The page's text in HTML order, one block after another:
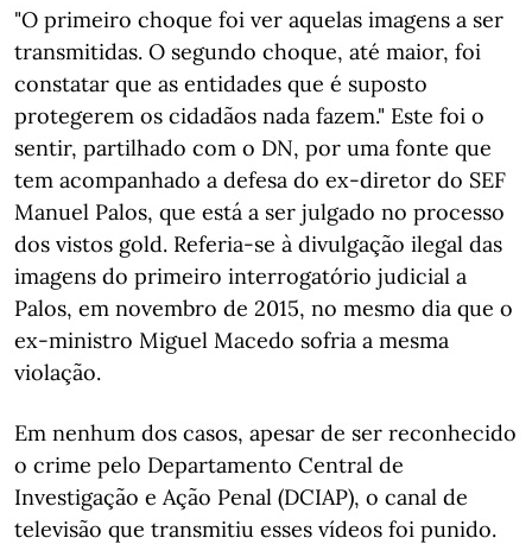
"O primeiro choque foi ver aquelas imagens a ser
transmitidas. O segundo choque, até maior, foi
constatar que as entidades que é suposto
protegerem os cidadãos nada fazem." Este foi o
sentir, partilhado com o DN, por uma fonte que
tem acompanhado a defesa do ex-diretor do SEF
Manuel Palos, que está a ser julgado no processo
dos vistos gold. Referia-se à divulgação ilegal das
imagens do primeiro interrogatório judicial a
Palos, em novembro de 2015, no mesmo dia que o
ex-ministro Miguel Macedo sofria a mesma
violação.
Em nenhum dos casos, apesar de ser reconhecido
o crime pelo Departamento Central de
Investigação e Ação Penal (DCIAP), o canal de
televisão que transmitiu esses vídeos foi punido.